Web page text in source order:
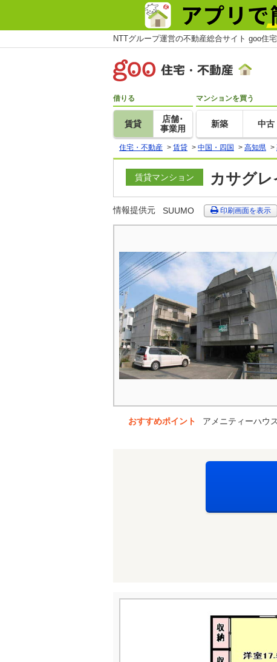
NTTグループ運営の不動産総合サイト goo住
借りる
賃貸
店舗･
事業用
マンションを買う
新築 中古
住宅・不動産 > 賃貸 > 中国・四国 > 高知県 >
賃貸マンション カサグ
情報提供元 SUUMO 印刷画面を表示
おすすめポイント
アメニティーハウ